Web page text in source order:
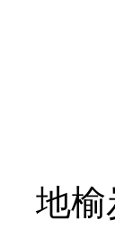
地榆